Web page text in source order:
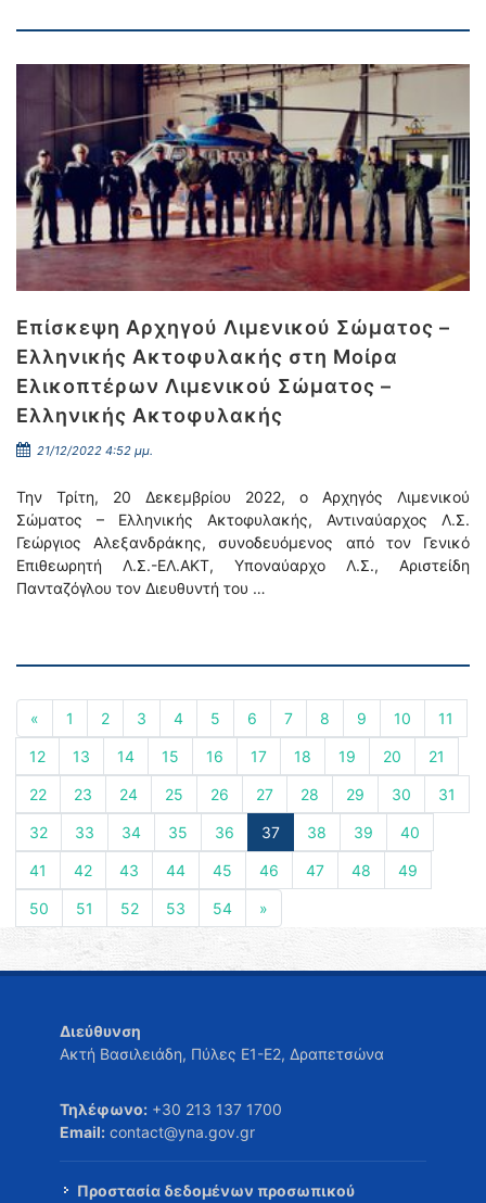
Επίσκεψη Αρχηγού Λιμενικού Σώματος –
Ελληνικής Ακτοφυλακής στη Μοίρα
Ελικοπτέρων Λιμενικού Σώματος –
Ελληνικής Ακτοφυλακής
21/12/2022 4:52 μμ.
Την Τρίτη, 20 Δεκεμβρίου 2022, ο Αρχηγός Λιμενικού
Σώματος – Ελληνικής Ακτοφυλακής, Αντιναύαρχος Λ.Σ.
Γεώργιος Αλεξανδράκης, συνοδευόμενος από τον Γενικό
Επιθεωρητή Λ.Σ.-ΕΛ.ΑΚΤ, Υποναύαρχο Λ.Σ., Αριστείδη
Πανταζόγλου τον Διευθυντή του …
« 1 2 3 4 5 6 7 8 9 10 11
12 13 14 15 16 17 18 19 20 21
22 23 24 25 26 27 28 29 30 31
32 33 34 35 36 37 38 39 40
41 42 43 44 45 46 47 48 49
50 51 52 53 54 »
Διεύθυνση
Ακτή Βασιλειάδη, Πύλες Ε1-Ε2, Δραπετσώνα
Τηλέφωνο: +30 213 137 1700
Email: contact@yna.gov.gr
Προστασία δεδομένων προσωπικού